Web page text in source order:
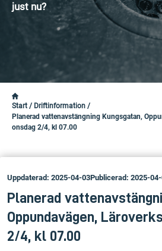
just nu?
Start / Driftinformation /
Planerad vattenavstängning Kungsgatan,
onsdag 2/4, kl 07.00
Uppdaterad: 2025-04-03Publicerad: 2025-04-
Planerad
Oppundavägen,
2/4, kl 07.00